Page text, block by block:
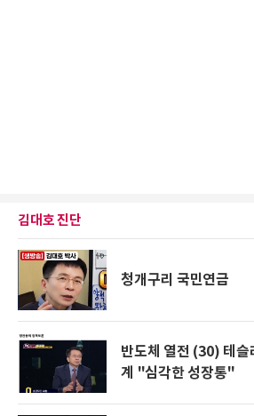
김대호 진단
청개구리 국민연금
반도체 열전 (30) 테슬라
계 "심각한 성장통"